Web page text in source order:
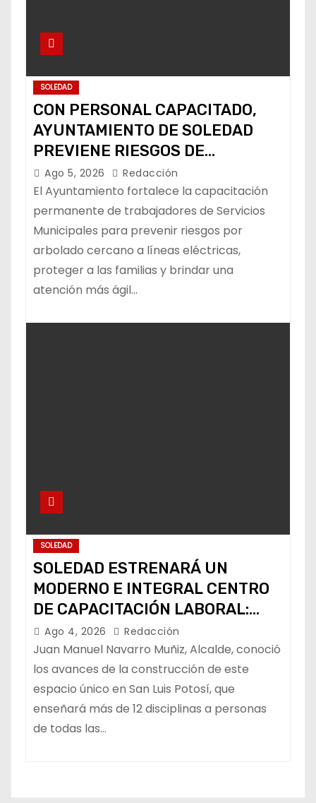
SOLEDAD
CON PERSONAL CAPACITADO,
AYUNTAMIENTO DE SOLEDAD
PREVIENE RIESGOS DE
CABLEADO ELÉCTRICO
Ago 5, 2026 Redacción
El Ayuntamiento fortalece la capacitación
permanente de trabajadores de Servicios
Municipales para prevenir riesgos por
arbolado cercano a líneas eléctricas,
proteger a las familias y brindar una
atención más ágil…
SOLEDAD
SOLEDAD ESTRENARÁ UN
MODERNO E INTEGRAL CENTRO
DE CAPACITACIÓN LABORAL:
ALCALDE
Ago 4, 2026 Redacción
Juan Manuel Navarro Muñiz, Alcalde, conoció
los avances de la construcción de este
espacio único en San Luis Potosí, que
enseñará más de 12 disciplinas a personas
de todas las…